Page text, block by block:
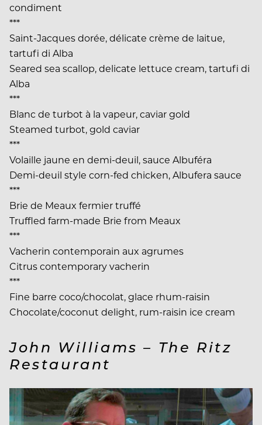
condiment
***
Saint-Jacques dorée, délicate crème de laitue,
tartufi di Alba
Seared sea scallop, delicate lettuce cream, tartufi di
Alba
***
Blanc de turbot à la vapeur, caviar gold
Steamed turbot, gold caviar
***
Volaille jaune en demi-deuil, sauce Albuféra
Demi-deuil style corn-fed chicken, Albufera sauce
***
Brie de Meaux fermier truffé
Truffled farm-made Brie from Meaux
***
Vacherin contemporain aux agrumes
Citrus contemporary vacherin
***
Fine barre coco/chocolat, glace rhum-raisin
Chocolate/coconut delight, rum-raisin ice cream
John Williams – The Ritz
Restaurant